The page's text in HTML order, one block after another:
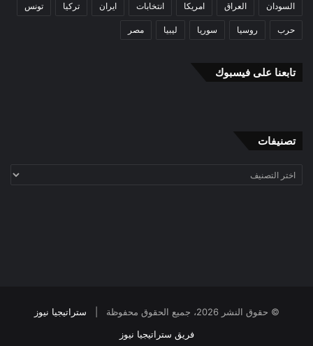
السودان العراق امريكا انتخابات ايران تركيا تونس
حرب روسيا سوريا ليبيا مصر
تابعنا على فيسبوك
تصنيفات
تصنيفات
© حقوق النشر 2026، جميع الحقوق محفوظة |
ستراتيجيا نيوز
فريق ستراتيجيا نيوز